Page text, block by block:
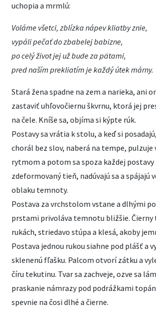
uchopia a mrmlú:
Voláme všetci, zblízka nápev kliatby znie,
vypáli pečať do zbabelej babizne,
po celý život jej už bude za pätami,
pred naším prekliatím je každý útek márny.
Stará žena spadne na zem a narieka, ani
zastaviť uhľovočiernu škvrnu, ktorá jej
na čele. Kníše sa, objíma si kýpte rúk.
Postavy sa vrátia k stolu, a keď si
chorál bez slov, naberá na tempe, pulzuje
rytmom a potom sa spoza každej postavy
zdeformovaný tieň, nadúvajú sa a spájajú
oblaku temnoty.
Postava za vrchstolom vstane a dlhými
prstami privoláva temnotu bližšie. Čierny
rukách, striedavo stúpa a klesá, akoby
Postava jednou rukou siahne pod plášť a
sklenenú fľašku. Palcom otvorí zátku a
číru tekutinu. Tvar sa zachveje, ozve sa
praskanie námrazy pod podrážkami
spevnie na čosi dlhé a čierne.